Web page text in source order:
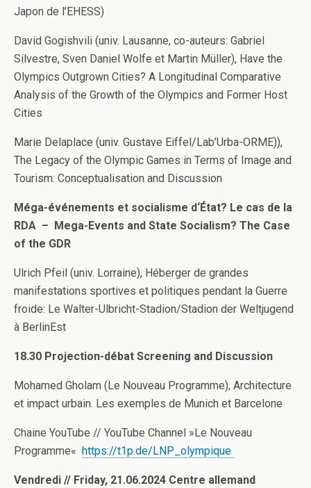
Japon de l’EHESS)
David Gogishvili (univ. Lausanne, co-auteurs: Gabriel
Silvestre, Sven Daniel Wolfe et Martin Müller), Have the
Olympics Outgrown Cities? A Longitudinal Comparative
Analysis of the Growth of the Olympics and Former Host
Cities
Marie Delaplace (univ. Gustave Eiffel/Lab’Urba-ORME)),
The Legacy of the Olympic Games in Terms of Image and
Tourism: Conceptualisation and Discussion
Méga-événements et socialisme d‘État? Le cas de la
RDA – Mega-Events and State Socialism? The Case
of the GDR
Ulrich Pfeil (univ. Lorraine), Héberger de grandes
manifestations sportives et politiques pendant la Guerre
froide: Le Walter-Ulbricht-Stadion/Stadion der Weltjugend
à BerlinEst
18.30 Projection-débat Screening and Discussion
Mohamed Gholam (Le Nouveau Programme), Architecture
et impact urbain. Les exemples de Munich et Barcelone
Chaine YouTube // YouTube Channel »Le Nouveau
Programme« https://t1p.de/LNP_olympique
Vendredi // Friday, 21.06.2024 Centre allemand